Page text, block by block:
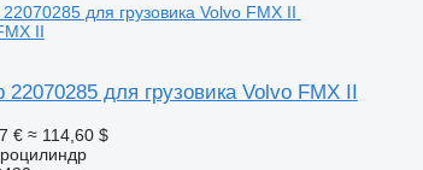
II
для грузовика Volvo FMX II
€ ≈ 114,60 $